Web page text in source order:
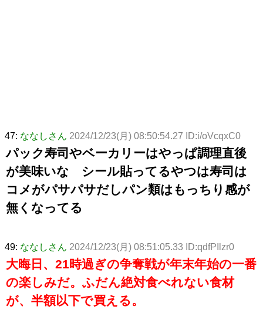
47: ななしさん 2024/12/23(月) 08:50:54.27 ID:i/oVcqxC0
パック寿司やベーカリーはやっぱ調理直後
が美味いな シール貼ってるやつは寿司は
コメがパサパサだしパン類はもっちり感が
無くなってる
49: ななしさん 2024/12/23(月) 08:51:05.33 ID:qdfPIlzr0
大晦日、21時過ぎの争奪戦が年末年始の一番
の楽しみだ。ふだん絶対食べれない食材
が、半額以下で買える。